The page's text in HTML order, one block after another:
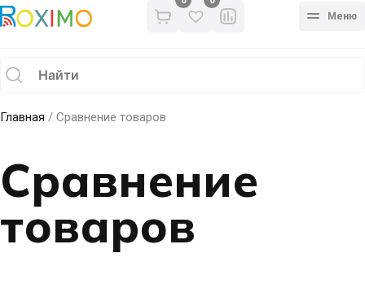
Меню
Главная / Сравнение товаров
Сравнение
товаров